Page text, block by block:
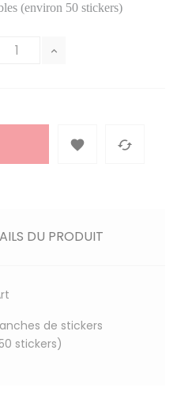
(environ 50 stickers)
 
DU PRODUIT
de stickers
stickers)